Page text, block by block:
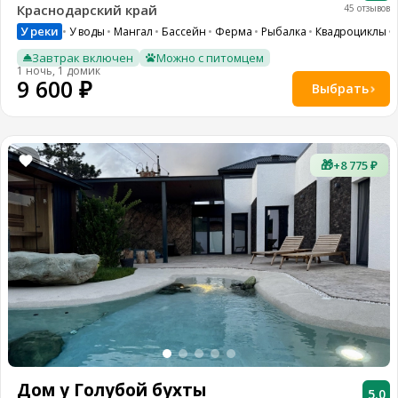
45 отзывов
Краснодарский край
У реки У воды Мангал Бассейн Ферма Рыбалка Квадроциклы
Завтрак включен Можно с питомцем
1 ночь, 1 домик
9 600 ₽ Выбрать
🎁+8 775 ₽
5.0
Дом у Голубой бухты